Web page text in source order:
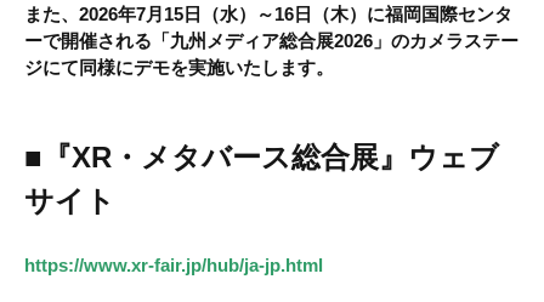
また、2026年7月15日（水）～16日（木）に福岡国際センタ
ーで開催される 「九州メディア総合展2026」 のカメラステー
ジにて同様にデモを実施いたします。
■『XR・メタバース総合展』ウェブ
サイト
https://www.xr-fair.jp/hub/ja-jp.html